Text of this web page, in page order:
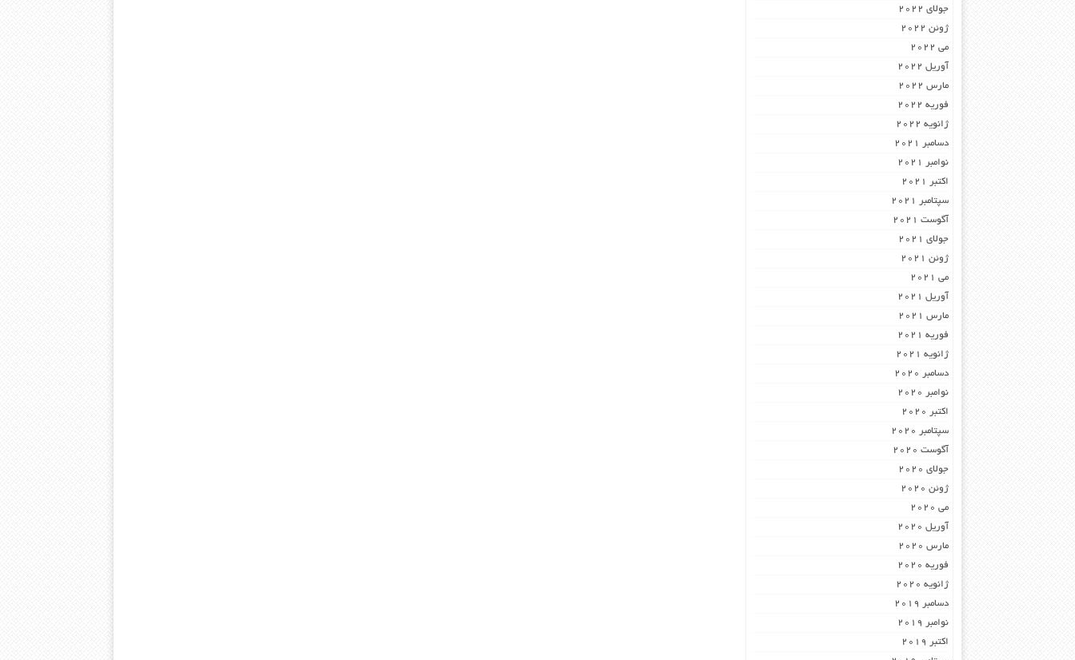
جولای 2022
ژوئن 2022
می 2022
آوریل 2022
مارس 2022
فوریه 2022
ژانویه 2022
دسامبر 2021
نوامبر 2021
اکتبر 2021
سپتامبر 2021
آگوست 2021
جولای 2021
ژوئن 2021
می 2021
آوریل 2021
مارس 2021
فوریه 2021
ژانویه 2021
دسامبر 2020
نوامبر 2020
اکتبر 2020
سپتامبر 2020
آگوست 2020
جولای 2020
ژوئن 2020
می 2020
آوریل 2020
مارس 2020
فوریه 2020
ژانویه 2020
دسامبر 2019
نوامبر 2019
اکتبر 2019